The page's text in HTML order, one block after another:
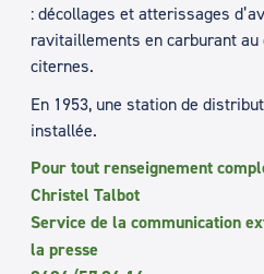
: décollages et atterissages
ravitaillements en carburant au
citernes.
En 1953, une station de
installée.
Pour tout renseignement
Christel Talbot
Service de la communication
la presse